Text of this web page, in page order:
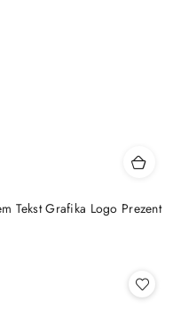
Tekst Grafika Logo Prezent